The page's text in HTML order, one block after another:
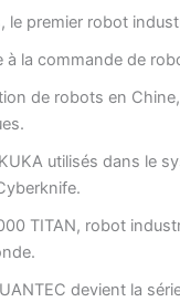
le premier robot
à la commande de
de robots en
utilisés dans le
TITAN, robot
devient la